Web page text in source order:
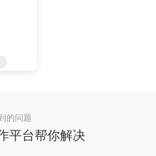
的问题
平台帮你解决